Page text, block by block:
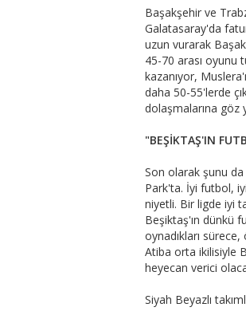
Başakşehir ve
Galatasaray'da
uzun vurarak
45-70 arası oyunu
kazanıyor,
daha 50-55'lerde
dolaşmalarına göz
"BEŞİKTAŞ'IN
Son olarak şunu da
Park'ta. İyi futbol,
niyetli. Bir ligde iyi
Beşiktaş'ın dünkü
oynadıkları
Atiba orta ikilisiyle
heyecan verici
Siyah Beyazlı